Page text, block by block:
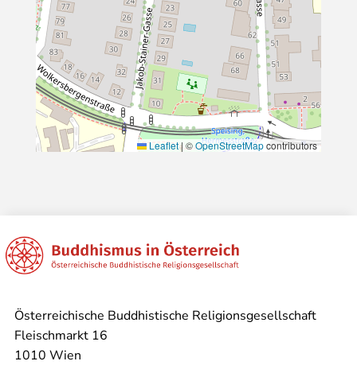
Leaflet| ©OpenStreetMapcontributors
Österreichische Buddhistische Religionsgesellschaft
Fleischmarkt 16
1010 Wien